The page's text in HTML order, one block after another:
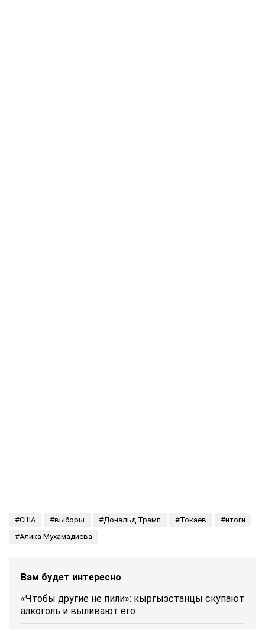
США выборы Дональд Трамп Токаев
итоги
Алика Мухамадиева
Вам будет интересно
«Чтобы другие не пили»: кыргызстанцы скупают
алкоголь и выливают его